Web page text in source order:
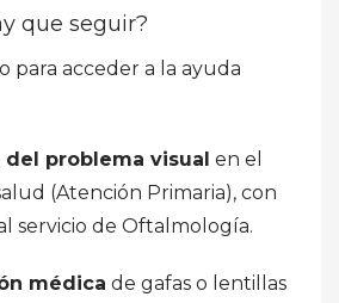
que seguir?
para acceder a la ayuda
del problema visual en el
(Atención Primaria), con
servicio de Oftalmología.
médica de gafas o lentillas